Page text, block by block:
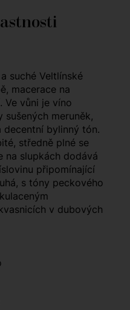
suché Veltlínské
macerace na
Ve vůni je víno
meruněk,
decentní bylinný tón.
středně plné se
na slupkách dodává
připomínající
s tóny peckového
v dubových